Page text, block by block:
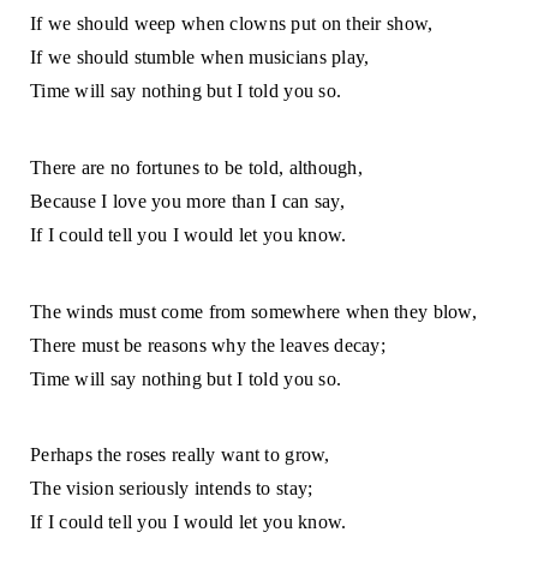
If we should weep when clowns put on their show,
If we should stumble when musicians play,
Time will say nothing but I told you so.
There are no fortunes to be told, although,
Because I love you more than I can say,
If I could tell you I would let you know.
The winds must come from somewhere when they blow,
There must be reasons why the leaves decay;
Time will say nothing but I told you so.
Perhaps the roses really want to grow,
The vision seriously intends to stay;
If I could tell you I would let you know.